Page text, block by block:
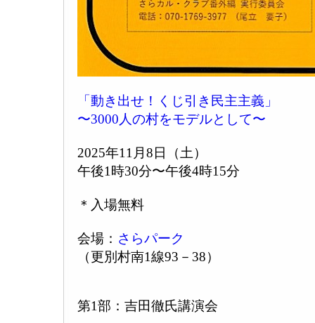
「動き出せ！くじ引き民主主義」
〜3000人の村をモデルとして〜
2025年11月8日（土）
午後1時30分〜午後4時15分
＊入場無料
会場： さらパーク
（更別村南1線93－38）
第1部：吉田徹氏講演会